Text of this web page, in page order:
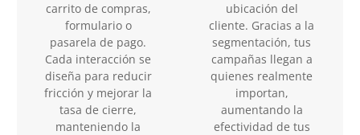
carrito de compras,
formulario o
pasarela de pago.
Cada interacción se
diseña para reducir
fricción y mejorar la
tasa de cierre,
manteniendo la
ubicación del
cliente. Gracias a la
segmentación, tus
campañas llegan a
quienes realmente
importan,
aumentando la
efectividad de tus